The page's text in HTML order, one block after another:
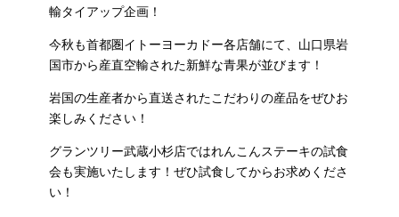
輸タイアップ企画！
今秋も首都圏イトーヨーカドー各店舗にて、山口県岩
国市から産直空輸された新鮮な青果が並びます！
岩国の生産者から直送されたこだわりの産品をぜひお
楽しみください！
グランツリー武蔵小杉店ではれんこんステーキの試食
会も実施いたします！ぜひ試食してからお求めくださ
い！